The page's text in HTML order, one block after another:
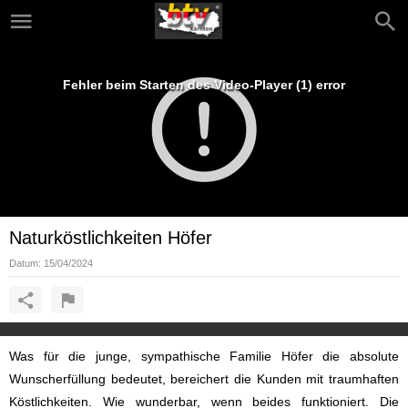
Fehler beim Starten des Video-Player (1) error
Naturköstlichkeiten Höfer
Datum: 15/04/2024
Was für die junge, sympathische Familie Höfer die absolute
Wunscherfüllung bedeutet, bereichert die Kunden mit traumhaften
Köstlichkeiten. Wie wunderbar, wenn beides funktioniert. Die